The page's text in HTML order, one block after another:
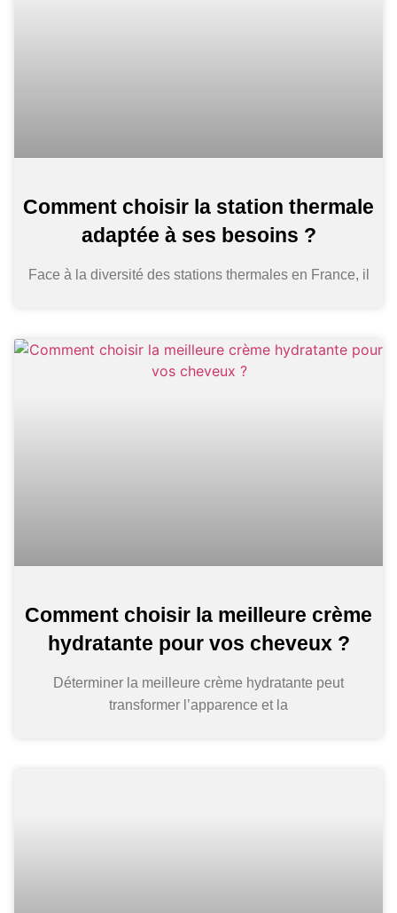
Comment choisir la station thermale
adaptée à ses besoins ?
Face à la diversité des stations thermales en France, il
Comment choisir la meilleure crème
hydratante pour vos cheveux ?
Déterminer la meilleure crème hydratante peut
transformer l’apparence et la